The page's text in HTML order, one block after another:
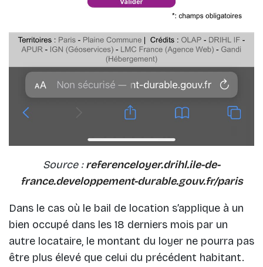
Source :referenceloyer.drihl.ile-de-
france.developpement-durable.gouv.fr/paris
Dans le cas où le bail de location s’applique à un
bien occupé dans les 18 derniers mois par un
autre locataire, le montant du loyer ne pourra pas
être plus élevé que celui du précédent habitant.